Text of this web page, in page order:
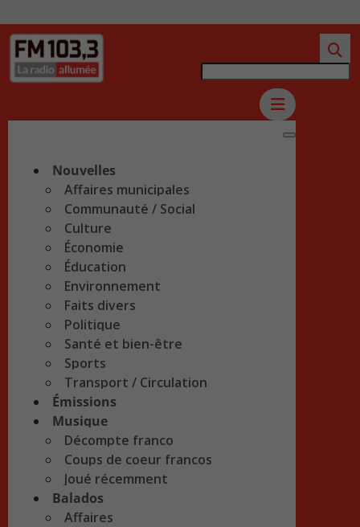
Nouvelles
Affaires municipales
Communauté / Social
Culture
Économie
Éducation
Environnement
Faits divers
Politique
Santé et bien-être
Sports
Transport / Circulation
Émissions
Musique
Décompte franco
Coups de coeur francos
Joué récemment
Balados
Affaires